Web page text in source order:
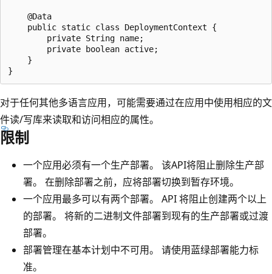
    @Data
    public static class DeploymentContext {
        private String name;
        private boolean active;
    }
对于任何其他多语言应用，可能需要通过在应用中使用相应的文
件读/写库来读取和访问相应的属性。
限制
一个应用必须有一个生产部署。 该API将阻止删除生产部
署。 在删除部署之前，应将部署切换到暂存环境。
一个应用最多可以有两个部署。 API 将阻止创建两个以上
的部署。 将新的二进制文件部署到现有的生产部署或过渡
部署。
部署管理在基本计划中不可用。 请使用蓝绿部署能力标
准。